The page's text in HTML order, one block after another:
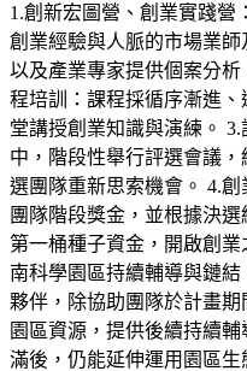
1.創新宏圖營、創業實踐營
創業經驗與人脈的市場業師
以及產業專家提供個案分
程培訓：課程採循序漸進
堂講授創業知識與演練。
中，階段性舉行評選會議
選團隊重新思索機會。 4.
團隊階段獎金，並根據決
第一桶種子資金，開啟創
南科學園區持續輔導與鏈
夥伴，除協助團隊於計畫
園區資源，提供後續持續
滿後，仍能延伸運用園區